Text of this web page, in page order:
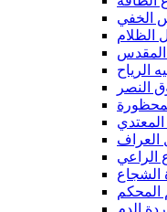
الخفي
الظلام
المقدس
الرياح
النصر
المعتدي
العراف
الراعي
الشجاع
المحكم